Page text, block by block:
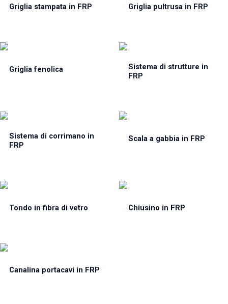
Griglia stampata in FRP Griglia pultrusa in FRP
Griglia fenolica
Sistema di strutture in
FRP
Sistema di corrimano in
FRP
Scala a gabbia in FRP
Tondo in fibra di vetro Chiusino in FRP
Canalina portacavi in FRP